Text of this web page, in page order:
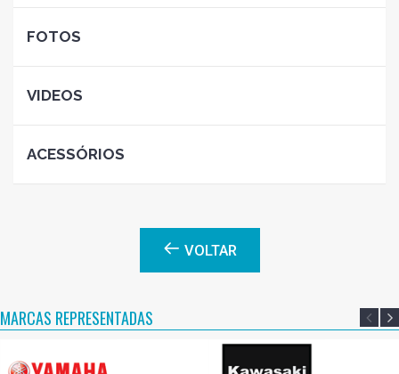
FOTOS
VIDEOS
ACESSÓRIOS
VOLTAR
MARCAS REPRESENTADAS